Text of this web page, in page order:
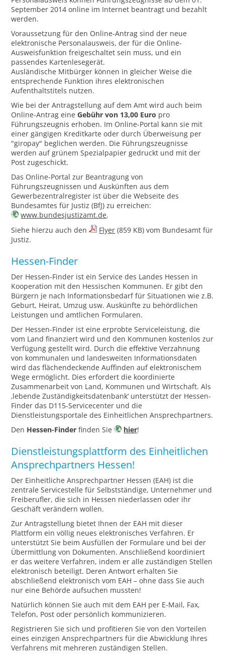
September 2014 online im Internet beantragt und bezahlt
werden.
Voraussetzung für den Online-Antrag sind der neue
elektronische Personalausweis, der für die Online-
Ausweisfunktion freigeschaltet sein muss, und ein
passendes Kartenlesegerät.
Ausländische Mitbürger können in gleicher Weise die
entsprechende Funktion ihres elektronischen
Aufenthaltstitels nutzen.
Wie bei der Antragstellung auf dem Amt wird auch beim
Online-Antrag eineGebühr von 13,00 Euro pro
Führungszeugnis erhoben. Im Online-Portal kann sie mit
einer gängigen Kreditkarte oder durch Überweisung per
"giropay" beglichen werden. Die Führungszeugnisse
werden auf grünem Spezialpapier gedruckt und mit der
Post zugeschickt.
Das Online-Portal zur Beantragung von
Führungszeugnissen und Auskünften aus dem
Gewerbezentralregister ist über die Webseite des
Bundesamtes für Justiz (BfJ) zu erreichen:
www.bundesjustizamt.de.
Siehe hierzu auch den
Flyer (859 KB) vom Bundesamt für
Justiz.
Hessen-Finder
Der Hessen-Finder ist ein Service des Landes Hessen in
Kooperation mit den Hessischen Kommunen. Er gibt den
Bürgern je nach Informationsbedarf für Situationen wie z.B.
Geburt, Heirat, Umzug usw. Auskünfte zu behördlichen
Leistungen und amtlichen Formularen.
Der Hessen-Finder ist eine erprobte Serviceleistung, die
vom Land finanziert wird und den Kommunen kostenlos zur
Verfügung gestellt wird. Durch die effektive Verzahnung
von kommunalen und landesweiten Informationsdaten
wird das flächendeckende Auffinden auf elektronischem
Wege ermöglicht. Dies erfordert die koordinierte
Zusammenarbeit von Land, Kommunen und Wirtschaft. Als
‚lebende Zuständigkeitsdatenbank‘ unterstützt der Hessen-
Finder das D115-Servicecenter und die
Dienstleistungsportale des Einheitlichen Ansprechpartners.
Den Hessen-Finder finden Sie hier!
Dienstleistungsplattform des Einheitlichen
Ansprechpartners Hessen!
Der Einheitliche Ansprechpartner Hessen (EAH) ist die
zentrale Servicestelle für Selbstständige, Unternehmer und
Freiberufler, die sich in Hessen niederlassen oder ihr
Geschäft verändern wollen.
Zur Antragstellung bietet Ihnen der EAH mit dieser
Plattform ein völlig neues elektronisches Verfahren. Er
unterstützt Sie beim Ausfüllen der Formulare und bei der
Übermittlung von Dokumenten. Anschließend koordiniert
er das weitere Verfahren, indem er alle zuständigen Stellen
elektronisch beteiligt. Deren Antwort erhalten Sie
abschließend elektronisch vom EAH – ohne dass Sie auch
nur eine Behörde aufsuchen mussten!
Natürlich können Sie auch mit dem EAH per E-Mail, Fax,
Telefon, Post oder persönlich kommunizieren.
Registrieren Sie sich und profitieren Sie von den Vorteilen
eines einzigen Ansprechpartners für die Abwicklung Ihres
Verfahrens mit mehreren zuständigen Stellen.